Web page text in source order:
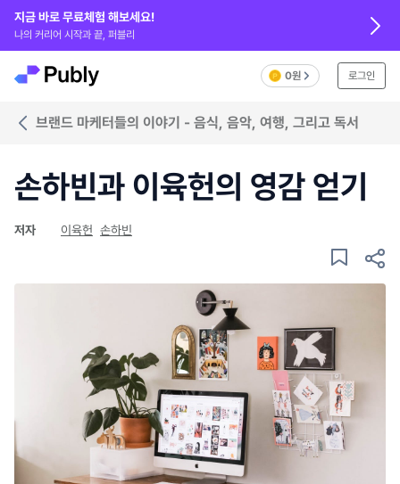
지금 바로 무료체험 해보세요!
나의 커리어 시작과 끝, 퍼블리
0원 로그인
브랜드 마케터들의 이야기 - 음식, 음악, 여행, 그리고 독서
손하빈과 이육헌의 영감 얻기
저자 이육헌 손하빈